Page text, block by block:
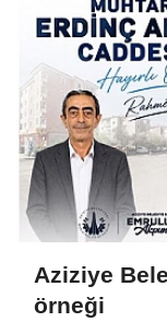
Aziziye
örneği